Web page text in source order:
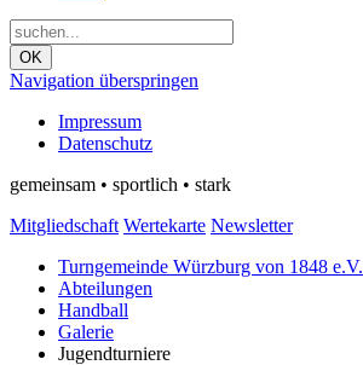
OK
Navigation überspringen
Impressum
Datenschutz
gemeinsam • sportlich • stark
Mitgliedschaft Wertekarte Newsletter
Turngemeinde Würzburg von 1848 e.V.
Abteilungen
Handball
Galerie
Jugendturniere